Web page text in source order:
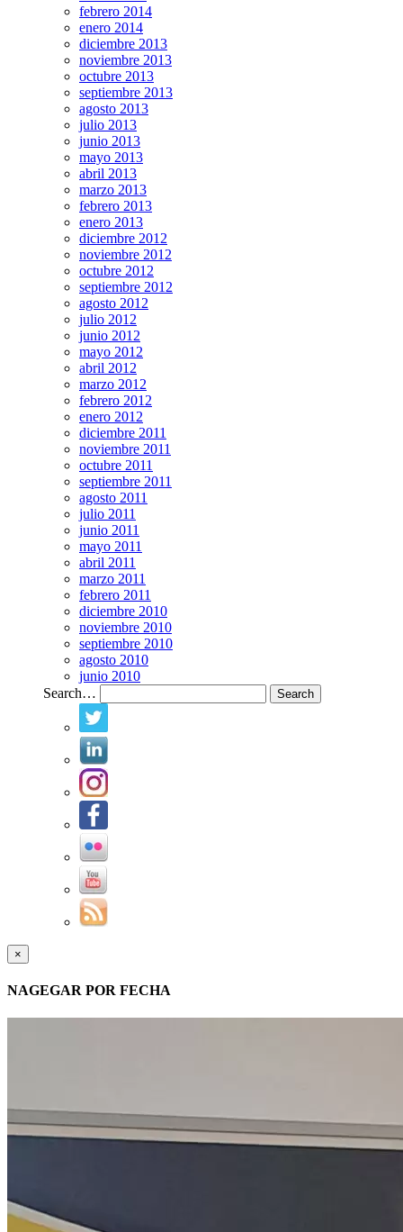
febrero 2014
enero 2014
diciembre 2013
noviembre 2013
octubre 2013
septiembre 2013
agosto 2013
julio 2013
junio 2013
mayo 2013
abril 2013
marzo 2013
febrero 2013
enero 2013
diciembre 2012
noviembre 2012
octubre 2012
septiembre 2012
agosto 2012
julio 2012
junio 2012
mayo 2012
abril 2012
marzo 2012
febrero 2012
enero 2012
diciembre 2011
noviembre 2011
octubre 2011
septiembre 2011
agosto 2011
julio 2011
junio 2011
mayo 2011
abril 2011
marzo 2011
febrero 2011
diciembre 2010
noviembre 2010
septiembre 2010
agosto 2010
junio 2010
Search…
×
NAGEGAR POR FECHA